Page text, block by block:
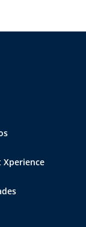
Xperience